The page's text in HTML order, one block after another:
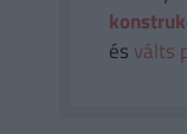
és válts